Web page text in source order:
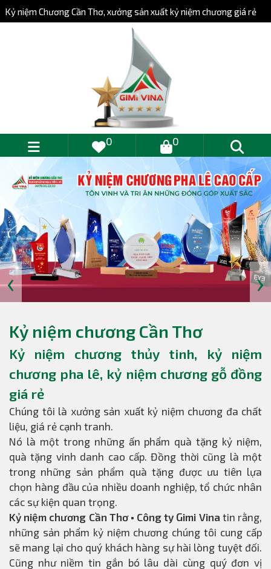
‹ ›
Kỷ niệm chương Cần Thơ
Kỷ niệm chương thủy tinh, kỷ niệm
chương pha lê, kỷ niệm chương gỗ đồng
giá rẻ
Chúng tôi là xưởng sản xuất kỷ niệm chương đa chất
liệu, giá rẻ cạnh tranh.
Nó là một trong những ấn phẩm quà tặng kỷ niệm,
quà tặng vinh danh cao cấp. Đồng thời cũng là một
trong những sản phẩm quà tặng được ưu tiên lựa
chọn hàng đầu của nhiều doanh nghiệp, tổ chức nhân
các sự kiện quan trọng.
Kỷ niệm chương Cần Thơ • Công ty Gimi Vina tin rằng,
những sản phẩm kỷ niệm chương chúng tôi cung cấp
sẽ mang lại cho quý khách hàng sự hài lòng tuyệt đối.
Cũng như niềm tin gắn bó lâu dài cùng quý đơn vị
Kỷ niệm Chương Cần Thơ, xưởng sản xuất kỷ niệm chương giá rẻ
0 0